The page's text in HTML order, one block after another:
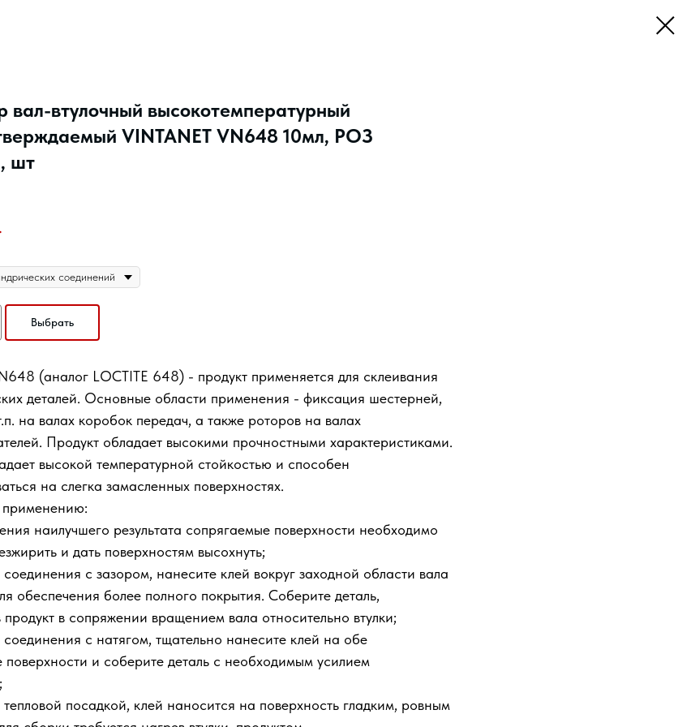
вал-втулочный высокотемпературный
VINTANET VN648 10мл, РОЗ
шт
Выбрать
(аналог LOCTITE 648) - продукт применяется для склеивания
деталей. Основные области применения - фиксация шестерней,
на валах коробок передач, а также роторов на валах
Продукт обладает высокими прочностными характеристиками.
высокой температурной стойкостью и способен
на слегка замасленных поверхностях.
применению:
наилучшего результата сопрягаемые поверхности необходимо
и дать поверхностям высохнуть;
с зазором, нанесите клей вокруг заходной области вала
обеспечения более полного покрытия. Соберите деталь,
продукт в сопряжении вращением вала относительно втулки;
с натягом, тщательно нанесите клей на обе
поверхности и соберите деталь с необходимым усилием
посадкой, клей наносится на поверхность гладким, ровным